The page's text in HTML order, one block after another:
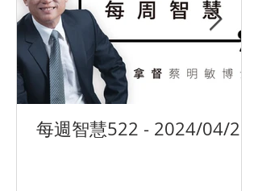
每週智慧522 - 2024/04/29